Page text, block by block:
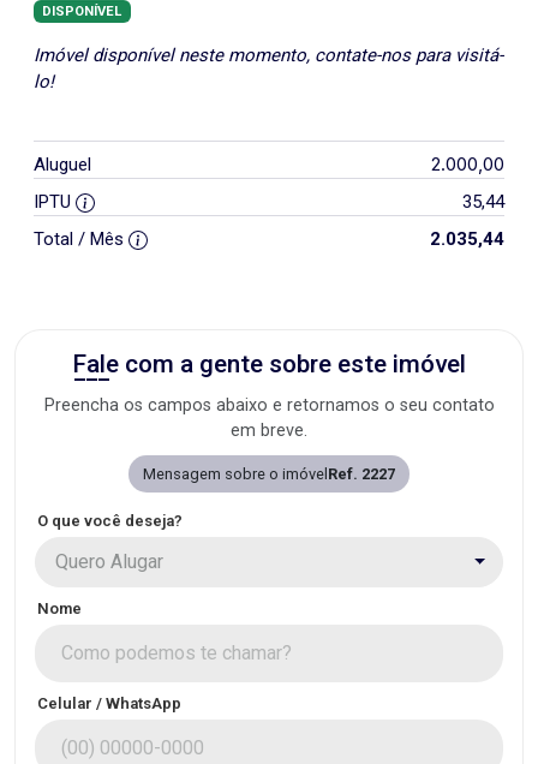
DISPONÍVEL
Imóvel disponível neste momento, contate-nos para visitá-
lo!
Aluguel 2.000,00
IPTU
35,44
Total / Mês
2.035,44
Fale com a gente sobre este imóvel
Preencha os campos abaixo e retornamos o seu contato
em breve.
Mensagem sobre o imóvel Ref. 2227
O que você deseja?
Quero Alugar
Nome
Celular / WhatsApp